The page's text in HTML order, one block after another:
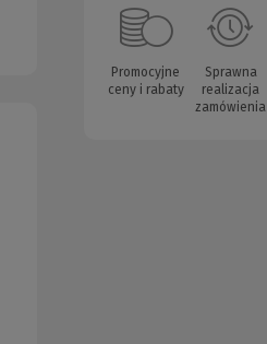
Promocyjne
ceny i rabaty
Sprawna
realizacja
zamówienia